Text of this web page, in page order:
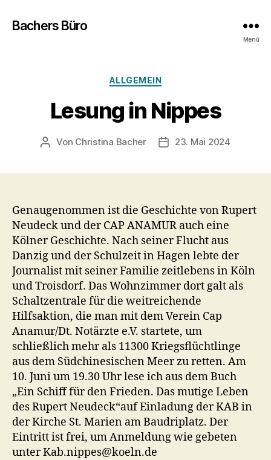
Bachers Büro
Menü
Kategorien
ALLGEMEIN
Lesung in Nippes
Beitragsautor
Von Christina Bacher Veröffentlichungsdatum
23. Mai 2024
Genaugenommen ist die Geschichte von Rupert
Neudeck und der CAP ANAMUR auch eine
Kölner Geschichte. Nach seiner Flucht aus
Danzig und der Schulzeit in Hagen lebte der
Journalist mit seiner Familie zeitlebens in Köln
und Troisdorf. Das Wohnzimmer dort galt als
Schaltzentrale für die weitreichende
Hilfsaktion, die man mit dem Verein Cap
Anamur/Dt. Notärzte e.V. startete, um
schließlich mehr als 11300 Kriegsflüchtlinge
aus dem Südchinesischen Meer zu retten. Am
10. Juni um 19.30 Uhr lese ich aus dem Buch
„Ein Schiff für den Frieden. Das mutige Leben
des Rupert Neudeck“auf Einladung der KAB in
der Kirche St. Marien am Baudriplatz. Der
Eintritt ist frei, um Anmeldung wie gebeten
unter Kab.nippes@koeln.de